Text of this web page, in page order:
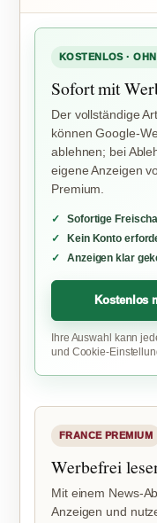
KOSTENLOS ·
Sofort mit
Der vollständige
können Google-
ablehnen; bei
eigene Anzeigen
Premium.
Sofortige
Kein Konto
Anzeigen klar
Kostenlos
Ihre Auswahl kann
und Cookie-
FRANCE PREMIUM
Werbefrei
Mit einem News-
Anzeigen und